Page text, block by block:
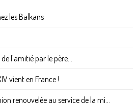
les Balkans
l'amitié par le père...
vient en France !
renouvelée au service de la mi...